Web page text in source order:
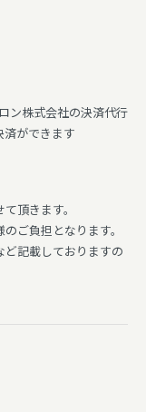
ン株式会社の決済代行
済ができます
頂きます。
ご負担となります。
ど記載しておりますの